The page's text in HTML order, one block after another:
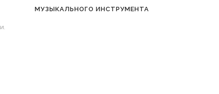
МУЗЫКАЛЬНОГО ИНСТРУМЕНТА